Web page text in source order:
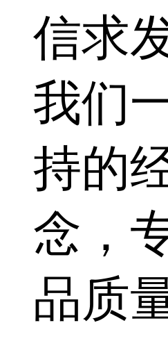
信求
我们
持的
念，
品质